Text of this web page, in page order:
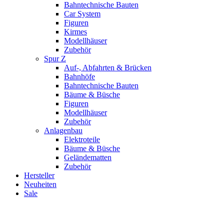
Bahntechnische Bauten
Car System
Figuren
Kirmes
Modellhäuser
Zubehör
Spur Z
Auf-, Abfahrten & Brücken
Bahnhöfe
Bahntechnische Bauten
Bäume & Büsche
Figuren
Modellhäuser
Zubehör
Anlagenbau
Elektroteile
Bäume & Büsche
Geländematten
Zubehör
Hersteller
Neuheiten
Sale